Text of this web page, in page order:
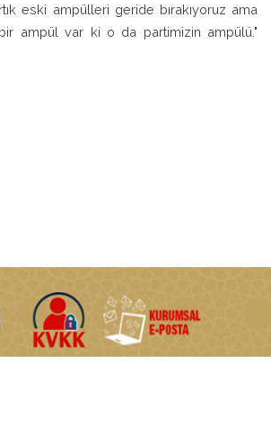
eski ampülleri geride bırakıyoruz ama
bir ampül var ki o da partimizin ampülü."